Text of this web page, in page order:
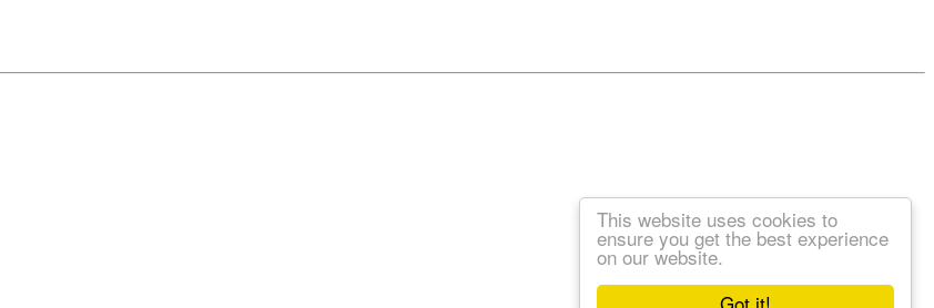
This website uses cookies to
ensure you get the best experience
on our website.